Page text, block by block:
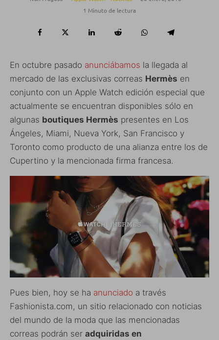
1 Minuto de lectura
En octubre pasado anunciábamos la llegada al
mercado de las exclusivas correas Hermès en
conjunto con un Apple Watch edición especial que
actualmente se encuentran disponibles sólo en
algunas boutiques Hermès presentes en Los
Ángeles, Miami, Nueva York, San Francisco y
Toronto como producto de una alianza entre los de
Cupertino y la mencionada firma francesa.
Pues bien, hoy se ha anunciado a través
Fashionista.com, un sitio relacionado con noticias
del mundo de la moda que las mencionadas
correas podrán ser adquiridas en